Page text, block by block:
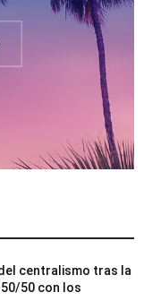
centralismo tras la
50 con los